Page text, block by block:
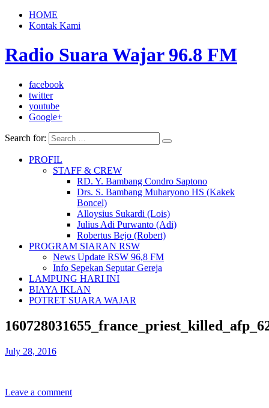
HOME
Kontak Kami
Radio Suara Wajar 96.8 FM
facebook
twitter
youtube
Google+
Search for:
PROFIL
STAFF & CREW
RD. Y. Bambang Condro Saptono
Drs. S. Bambang Muharyono HS (Kakek
Boncel)
Alloysius Sukardi (Lois)
Julius Adi Purwanto (Adi)
Robertus Bejo (Robert)
PROGRAM SIARAN RSW
News Update RSW 96,8 FM
Info Sepekan Seputar Gereja
LAMPUNG HARI INI
BIAYA IKLAN
POTRET SUARA WAJAR
July 28, 2016
Leave a comment